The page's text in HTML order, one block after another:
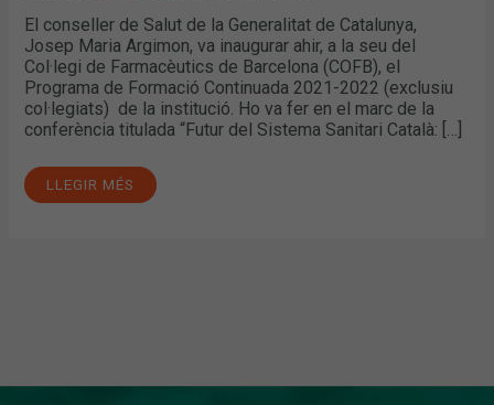
El conseller de Salut de la Generalitat de Catalunya,
Josep Maria Argimon, va inaugurar ahir, a la seu del
Col·legi de Farmacèutics de Barcelona (COFB), el
Programa de Formació Continuada 2021-2022 (exclusiu
col·legiats) de la institució. Ho va fer en el marc de la
conferència titulada “Futur del Sistema Sanitari Català: […]
LLEGIR MÉS